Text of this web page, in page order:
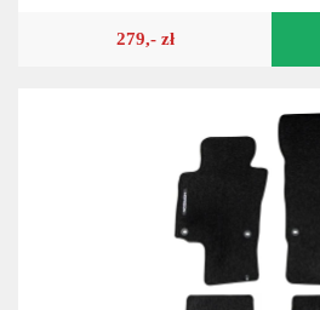
279,- zł